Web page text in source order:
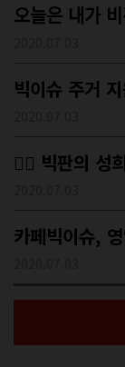
오늘은 내가
빅이슈 주거
🙅‍♀️ 빅판의 성
카페빅이슈,